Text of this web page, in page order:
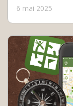
6 mai 2025